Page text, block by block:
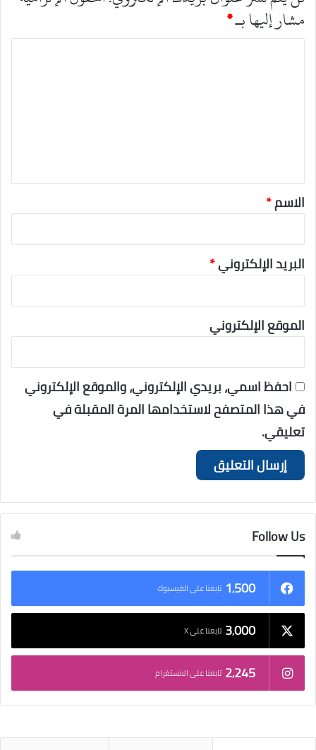
مشار إليها بـ*
ا
الاسم*
البريد الإلكتروني*
الموقع الإلكتروني
احفظ اسمي، بريدي الإلكتروني، والموقع الإلكتروني
في هذا المتصفح لاستخدامها المرة المقبلة في
تعليقي.
Follow Us
1٬500 تابعنا على الفيسبوك
3٬000 تابعنا على X
2٬245 تابعنا على الانستغرام